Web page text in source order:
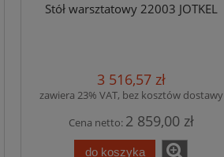
Stół warsztatowy 22003 JOTKEL
3 516,57 zł
zawiera 23% VAT, bez kosztów dostawy
Cena netto: 2 859,00 zł
do koszyka